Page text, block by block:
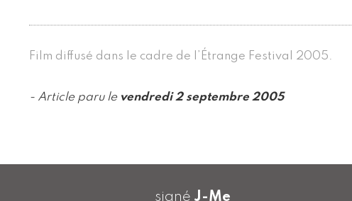
Film diffusé dans le cadre de l’Étrange Festival 2005.
- Article paru le vendredi 2 septembre 2005
signé J-Me